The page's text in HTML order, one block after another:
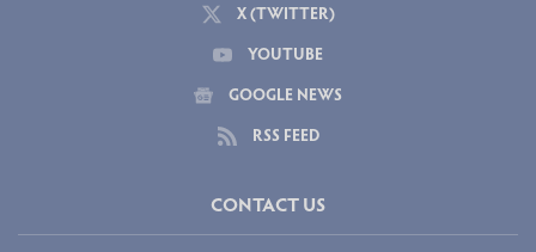
X (TWITTER)
YOUTUBE
GOOGLE NEWS
RSS FEED
CONTACT US